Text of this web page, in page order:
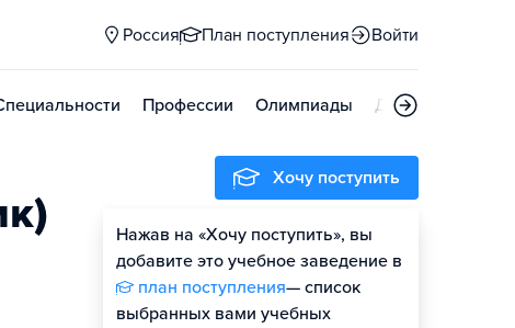
Россия План поступления Войти
Профессии Олимпиады Дни открытых
Хочу поступить
Нажав на «Хочу поступить», вы
добавите это учебное заведение в
план поступления— список
выбранных вами учебных